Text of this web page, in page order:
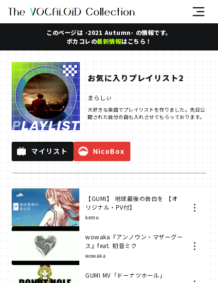
このページは -2021 Autumn- の情報です。
ボカコレの最新情報はこちら！
お気に入りプレイリスト2
まらしぃ
大好きな楽曲でプレイリストを作りました。先日公
開された自分の曲も入れさせてもらっております。
マイリスト NicoBox
【GUMI】 地球最後の告白を 【オ
リジナル・PV付】
kemu
wowaka『アンノウン・マザーグー
ス』feat. 初音ミク
wowaka
GUMI MV「ドーナツホール」